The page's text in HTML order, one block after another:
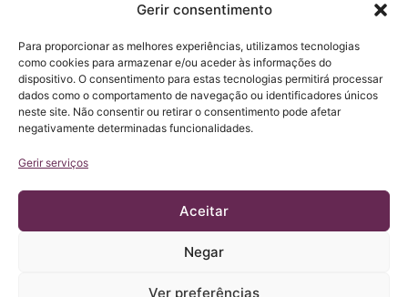
Gerir consentimento
Para proporcionar as melhores experiências, utilizamos tecnologias
como cookies para armazenar e/ou aceder às informações do
dispositivo. O consentimento para estas tecnologias permitirá processar
dados como o comportamento de navegação ou identificadores únicos
neste site. Não consentir ou retirar o consentimento pode afetar
negativamente determinadas funcionalidades.
Gerir serviços
Aceitar
Negar
Ver preferências
© Copyright Institut Chiari 2025
2016/679 (RGPD).